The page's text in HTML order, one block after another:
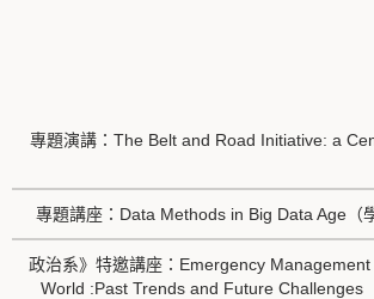
專題演講：The Belt and Road Initiative: a
專題講座：Data Methods in Big Data Age（
政治系》特邀講座：Emergency
World :Past Trends and Future